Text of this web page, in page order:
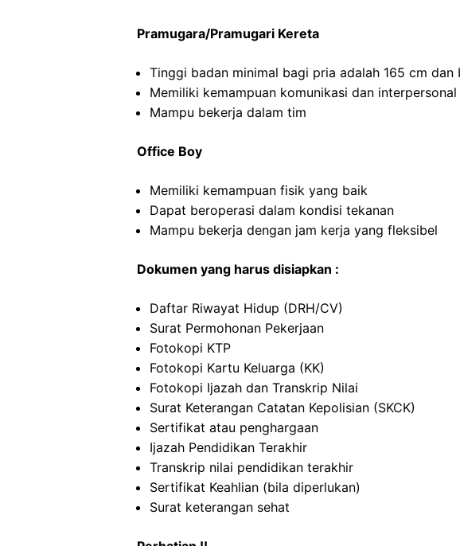
Pramugara/Pramugari Kereta
Tinggi badan minimal bagi pria adalah 165 cm dan
Memiliki kemampuan komunikasi dan
Mampu bekerja dalam tim
Office Boy
Memiliki kemampuan fisik yang baik
Dapat beroperasi dalam kondisi tekanan
Mampu bekerja dengan jam kerja yang fleksibel
Dokumen yang harus disiapkan :
Daftar Riwayat Hidup (DRH/CV)
Surat Permohonan Pekerjaan
Fotokopi KTP
Fotokopi Kartu Keluarga (KK)
Fotokopi Ijazah dan Transkrip Nilai
Surat Keterangan Catatan Kepolisian (SKCK)
Sertifikat atau penghargaan
Ijazah Pendidikan Terakhir
Transkrip nilai pendidikan terakhir
Sertifikat Keahlian (bila diperlukan)
Surat keterangan sehat